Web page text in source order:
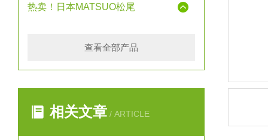
热卖！日本MATSUO松尾
查看全部产品
相关文章 / ARTICLE